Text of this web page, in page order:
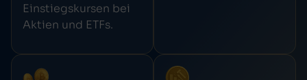
Einstiegskursen bei
Aktien und ETFs.